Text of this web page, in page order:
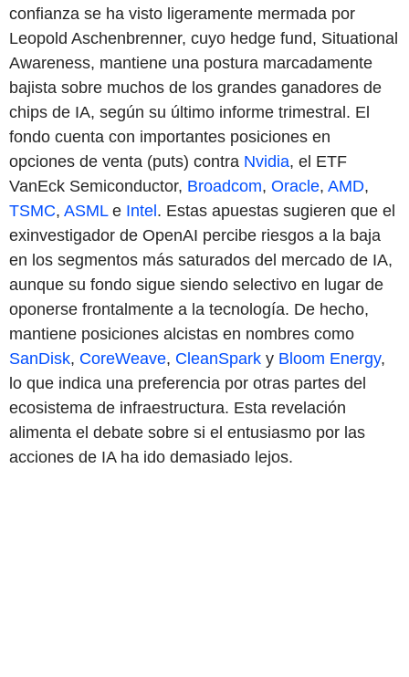
confianza se ha visto ligeramente mermada por
Leopold Aschenbrenner, cuyo hedge fund, Situational
Awareness, mantiene una postura marcadamente
bajista sobre muchos de los grandes ganadores de
chips de IA, según su último informe trimestral. El
fondo cuenta con importantes posiciones en
opciones de venta (puts) contra Nvidia, el ETF
VanEck Semiconductor, Broadcom, Oracle, AMD,
TSMC, ASMLe Intel. Estas apuestas sugieren que el
exinvestigador de OpenAI percibe riesgos a la baja
en los segmentos más saturados del mercado de IA,
aunque su fondo sigue siendo selectivo en lugar de
oponerse frontalmente a la tecnología. De hecho,
mantiene posiciones alcistas en nombres como
SanDisk, CoreWeave, CleanSpark y Bloom Energy,
lo que indica una preferencia por otras partes del
ecosistema de infraestructura. Esta revelación
alimenta el debate sobre si el entusiasmo por las
acciones de IA ha ido demasiado lejos.